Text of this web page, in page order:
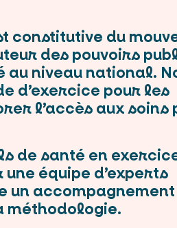
du
des pouvoirs
au niveau national.
d’exercice pour les
l’accès aux soins
de santé en
équipe d’experts
méthodologie.